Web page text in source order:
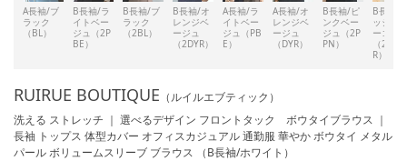
A長袖/ブ
ラック
（BL）
B長袖/ラ
イトベー
ジュ（2P
BE）
B長袖/ブ
ラック
（2BL）
B長袖/オ
レンジベ
ージュ
（2DYR）
A長袖/ラ
イトベー
ジュ（PB
E）
A長袖/オ
レンジベ
ージュ
（DYR）
B長袖/ピ
ンクベー
ジュ（2P
PN）
B長袖/
ッシュ
ーコイ
（2DG
R）
RUIRUE BOUTIQUE （ルイルエブティック）
洗える ストレッチ ｜ 選べるデザイン フロントタック ボウタイブラウス ｜
長袖 トップス 体型カバー オフィスカジュアル 通勤服 華やか ボウタイ メタル
パール ボリュームスリーブ ブラウス （B長袖/ホワイト）